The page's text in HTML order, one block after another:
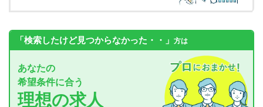
「検索したけど見つからなかった・・」 方は
あなたの
希望条件に合う
理想の求人